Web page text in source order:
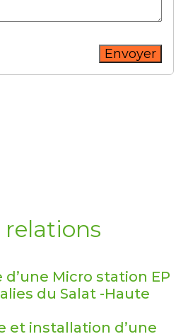
Envoyer
relations
d’une Micro station EP
du Salat -Haute
et installation d’une